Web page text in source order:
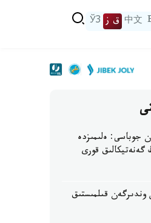
中文 ق ز ЎЗ
جوباسى: ەلىمىزدە
گەنەتيكالىق قورى
وندىرگەن قىلمىستىق